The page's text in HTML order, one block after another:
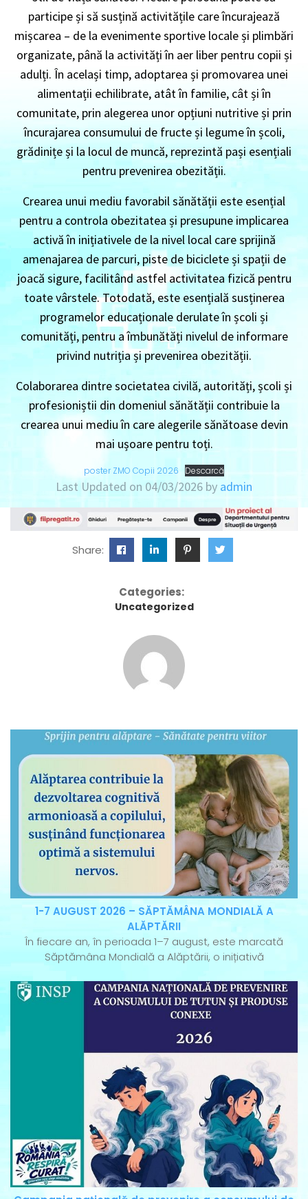
participe și să susțină activitățile care încurajează
mișcarea – de la evenimente sportive locale și plimbări
organizate, până la activități în aer liber pentru copii și
adulți. În același timp, adoptarea și promovarea unei
alimentații echilibrate, atât în familie, cât și în
comunitate, prin alegerea unor opțiuni nutritive și prin
încurajarea consumului de fructe și legume în școli,
grădinițe și la locul de muncă, reprezintă pași esențiali
pentru prevenirea obezității.
Crearea unui mediu favorabil sănătății este esențial
pentru a controla obezitatea și presupune implicarea
activă în inițiativele de la nivel local care sprijină
amenajarea de parcuri, piste de biciclete și spații de
joacă sigure, facilitând astfel activitatea fizică pentru
toate vârstele. Totodată, este esențială susținerea
programelor educaționale derulate în școli și
comunități, pentru a îmbunătăți nivelul de informare
privind nutriția și prevenirea obezității.
Colaborarea dintre societatea civilă, autorități, școli și
profesioniștii din domeniul sănătății contribuie la
crearea unui mediu în care alegerile sănătoase devin
mai ușoare pentru toți.
poster ZMO Copii 2026 Descarcă
Last Updated on 04/03/2026 by admin
Share:
Categories:
Uncategorized
1-7 AUGUST 2026 – SĂPTĂMÂNA MONDIALĂ A
ALĂPTĂRII
În fiecare an, în perioada 1–7 august, este marcată
Săptămâna Mondială a Alăptării, o inițiativă